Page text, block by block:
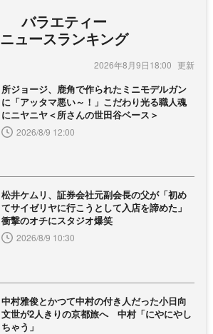
バラエティー
ニュースランキング
2026年8月9日18:00
所ジョージ、鹿角で作られたミニモデルガン
に「アッタマ悪い～！」こだわり光る職人魂
にニヤニヤ＜所さんの世田谷ベース＞
2026/8/9 12:00
松井ケムリ、証券会社元副会長の父が「初め
てサイゼリヤに行こうとして入店を諦めた」
衝撃のオチにスタジオ爆笑
2026/8/9 10:30
中村雅俊とかつて中村の付き人だった小日向
文世が2人きりの京都旅へ 中村「にやにやし
ちゃう」